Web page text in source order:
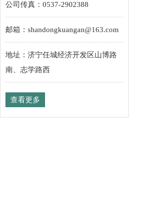
公司传真：0537-2902388
邮箱：shandongkuangan@163.com
地址：济宁任城经济开发区山博路
南、志学路西
查看更多